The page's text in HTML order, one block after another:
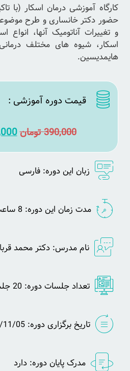
کارگاه آموزشی درمان اسکار (با
حضور دکتر خانساری و طرح
و تغییرات آناتومیک آنها، انواع
اسکار، شیوه های مختلف
هایمدیسین.
قیمت دوره آموزشی :
390,000تومان
زبان این دوره: فارسی
مدت زمان این دوره: 8 ساعت
نام مدرس: دکتر محمد
تعداد جلسات دوره: 20 جلسه
تاریخ برگزاری دوره: 1403/11/05
مدرک پایان دوره: دارد